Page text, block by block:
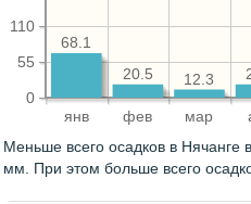
янв фев мар
0
55
110
12.3
20.5
68.1
Меньше всего осадков в Нячанге
мм. При этом больше всего